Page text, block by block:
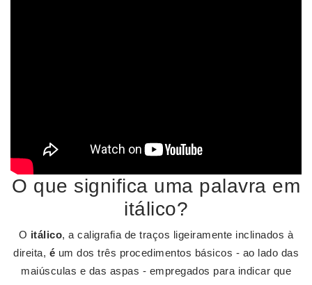
O que significa uma palavra em
itálico?
O itálico, a caligrafia de traços ligeiramente inclinados à
direita, é um dos três procedimentos básicos - ao lado das
maiúsculas e das aspas - empregados para indicar que